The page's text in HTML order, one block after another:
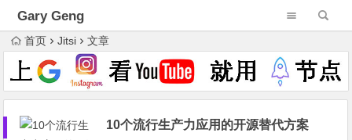
Gary Geng
首页 Jitsi 文章
10个流行生产力应用的开源替代方案